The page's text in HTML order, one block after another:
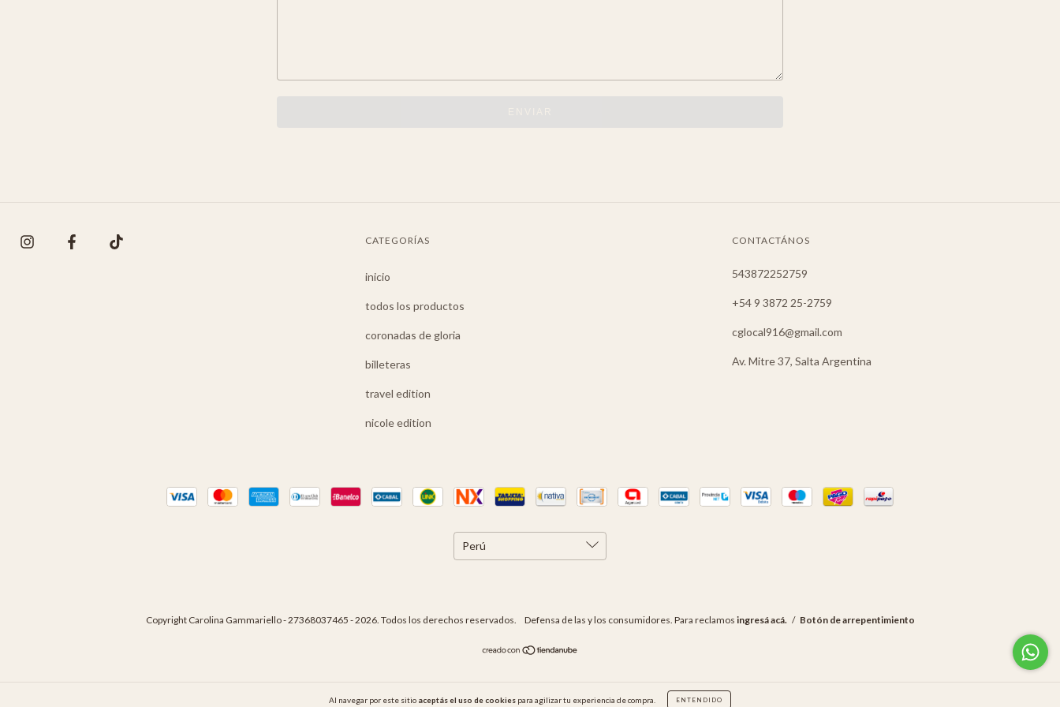
Al navegar por este sitio aceptás el uso de cookies para agilizar tu experiencia de compra. ENTENDIDO
CATEGORÍAS
inicio
todos los productos
coronadas de gloria
billeteras
travel edition
nicole edition
CONTACTÁNOS
543872252759
+54 9 3872 25-2759
cglocal916@gmail.com
Av. Mitre 37, Salta Argentina
Copyright Carolina Gammariello - 27368037465 - 2026. Todos los derechos reservados. Defensa de las y los consumidores. Para reclamos ingresá acá. / Botón de arrepentimiento